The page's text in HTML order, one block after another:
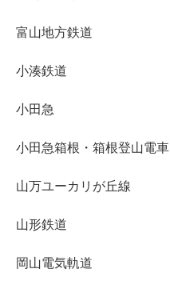
富山地方鉄道
小湊鉄道
小田急
小田急箱根・箱根登山電車
山万ユーカリが丘線
山形鉄道
岡山電気軌道